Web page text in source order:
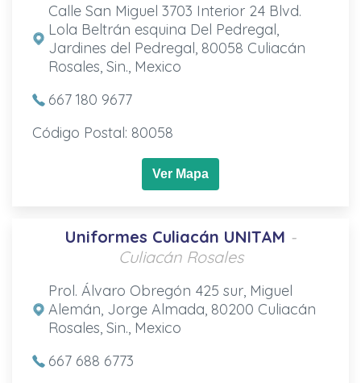
Calle San Miguel 3703 Interior 24 Blvd.
Lola Beltrán esquina Del Pedregal,
Jardines del Pedregal, 80058 Culiacán
Rosales, Sin., Mexico
667 180 9677
Código Postal: 80058
Ver Mapa
Uniformes Culiacán UNITAM -
Culiacán Rosales
Prol. Álvaro Obregón 425 sur, Miguel
Alemán, Jorge Almada, 80200 Culiacán
Rosales, Sin., Mexico
667 688 6773